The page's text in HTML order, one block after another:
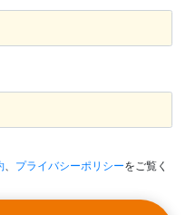
、 プライバシーポリシーをご覧く